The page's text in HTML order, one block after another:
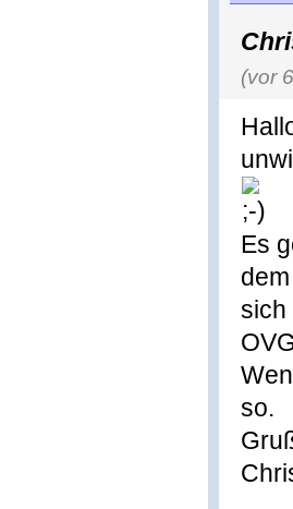
(vor
Es
sich
so.